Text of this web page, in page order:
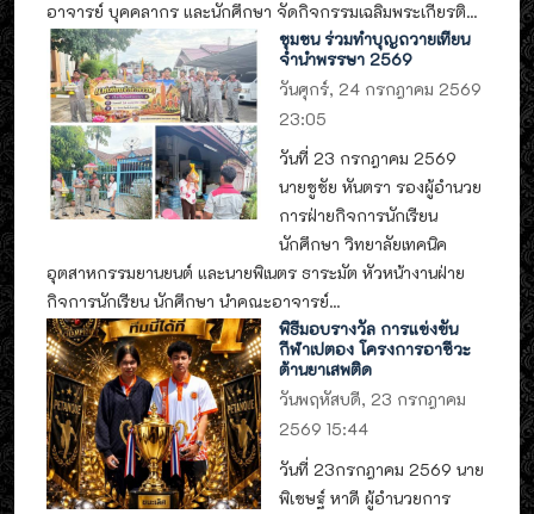
อาจารย์ บุคคลากร และนักศึกษา จัดกิจกรรมเฉลิมพระเกียรติ...
ชุมชน ร่วมทำบุญถวายเทียน
จำนำพรรษา 2569
วันศุกร์, 24 กรกฎาคม 2569
23:05
วันที่ 23 กรกฎาคม 2569
นายชูชัย หันตรา รองผู้อำนวย
การฝ่ายกิจการนักเรียน
นักศึกษา วิทยาลัยเทคนิค
อุตสาหกรรมยานยนต์ และนายพิเนตร ธาระมัต หัวหน้างานฝ่าย
กิจการนักเรียน นักศึกษา นำคณะอาจารย์...
พิธีมอบรางวัล การแข่งขัน
กีฬาเปตอง โครงการอาชีวะ
ต้านยาเสพติด
วันพฤหัสบดี, 23 กรกฎาคม
2569 15:44
วันที่ 23กรกฎาคม 2569 นาย
พิเชษฐ์ หาดี ผู้อำนวยการ